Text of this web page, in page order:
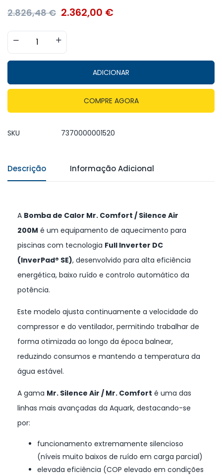
2.826,48€ 2.362,00 €
ADICIONAR
COMPRE AGORA
SKU 7370000001520
Descrição Informação Adicional
A Bomba de Calor Mr. Comfort / Silence Air
200M é um equipamento de aquecimento para
piscinas com tecnologia Full Inverter DC
(InverPad® SE), desenvolvido para alta eficiência
energética, baixo ruído e controlo automático da
potência.
Este modelo ajusta continuamente a velocidade do
compressor e do ventilador, permitindo trabalhar de
forma otimizada ao longo da época balnear,
reduzindo consumos e mantendo a temperatura da
água estável.
A gama Mr. Silence Air / Mr. Comfort é uma das
linhas mais avançadas da Aquark, destacando-se
por:
funcionamento extremamente silencioso
(níveis muito baixos de ruído em carga parcial)
elevada eficiência (COP elevado em condições